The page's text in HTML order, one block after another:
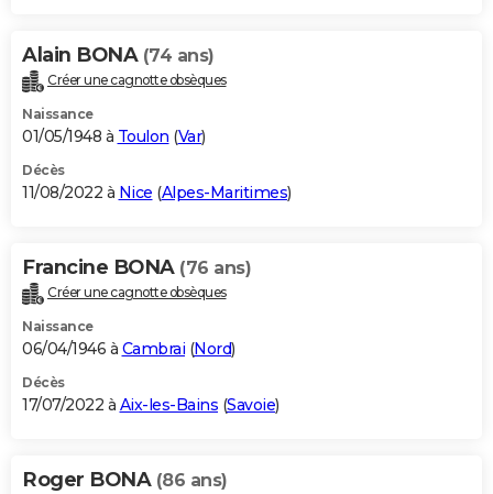
Alain BONA (74 ans)
Créer une cagnotte obsèques
Naissance
01/05/1948 à Toulon (Var)
Décès
11/08/2022 à Nice (Alpes-Maritimes)
Francine BONA (76 ans)
Créer une cagnotte obsèques
Naissance
06/04/1946 à Cambrai (Nord)
Décès
17/07/2022 à Aix-les-Bains (Savoie)
Roger BONA (86 ans)